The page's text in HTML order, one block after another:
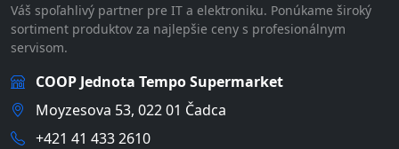
Váš spoľahlivý partner pre IT a elektroniku. Ponúkame široký
sortiment produktov za najlepšie ceny s profesionálnym
servisom.
COOP Jednota Tempo Supermarket
Moyzesova 53, 022 01 Čadca
+421 41 433 2610